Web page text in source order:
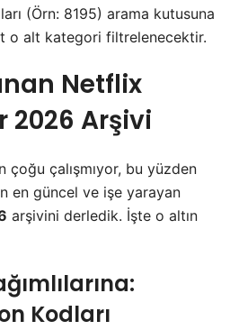
(Örn: 8195) arama kutusuna
o alt kategori filtrelenecektir.
Netflix
2026 Arşivi
çoğu çalışmıyor, bu yüzden
en güncel ve işe yarayan
arşivini derledik. İşte o altın
Kodları